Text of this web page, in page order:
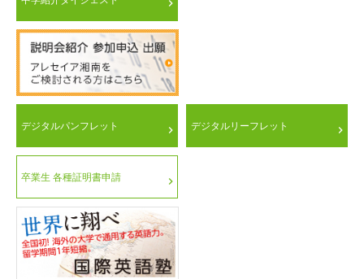
デジタルパンフレット デジタルリーフレット
卒業生 各種証明書申請